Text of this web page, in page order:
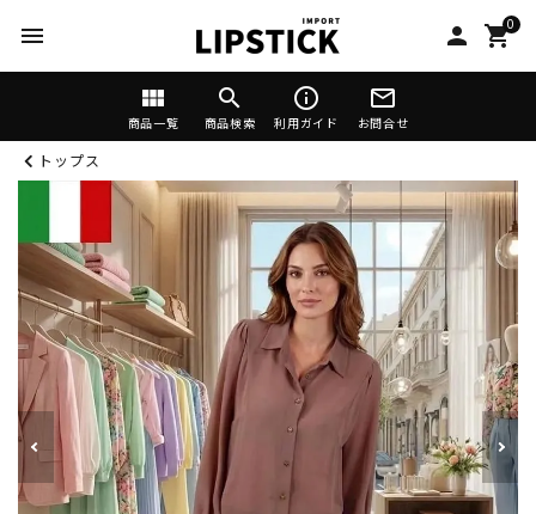
menu person 0
shopping_cart
view_module
商品一覧
search
商品検索
info_outline
利用ガイド
mail_outline
お問合せ
トップス